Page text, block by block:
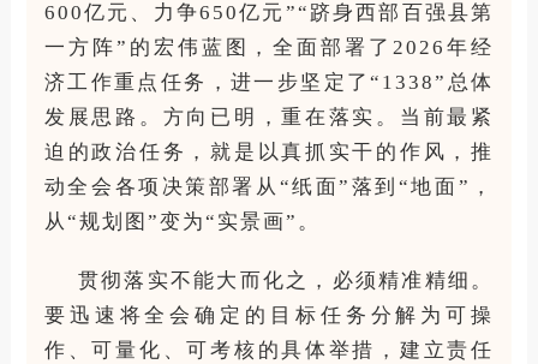
600亿元、力争650亿元”“跻身西部百强县第
一方阵”的宏伟蓝图，全面部署了2026年经
济工作重点任务，进一步坚定了“1338”总体
发展思路。方向已明，重在落实。当前最紧
迫的政治任务，就是以真抓实干的作风，推
动全会各项决策部署从“纸面”落到“地面”，
从“规划图”变为“实景画”。
贯彻落实不能大而化之，必须精准精细。
要迅速将全会确定的目标任务分解为可操
作、可量化、可考核的具体举措，建立责任